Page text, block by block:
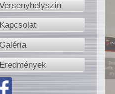
Versenyhelyszín
Kapcsolat
Galéria
Eredmények